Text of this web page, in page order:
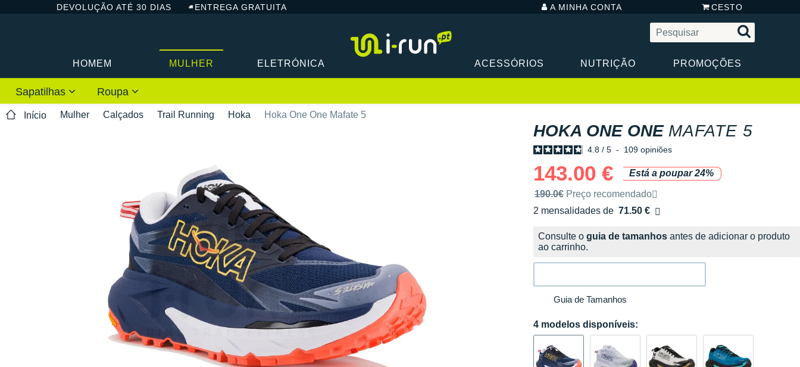
DEVOLUÇÃO ATÉ 30 DIAS ENTREGA GRATUITA A MINHA CONTA CESTO
HOMEM MULHER ELETRÓNICA ACESSÓRIOS NUTRIÇÃO PROMOÇÕES
Sapatilhas Roupa
Início Mulher Calçados Trail Running Hoka Hoka One One Mafate 5
HOKA ONE ONE MAFATE 5
4.8 / 5 - 109 opiniões
143.00 €
Está a poupar 24%
Preço de venda recomendado pela marca
190.0€ Preço recomendado
2 mensalidades de 71.50 €
sem custos
Consulte o guia de tamanhos antes de adicionar o produto
ao carrinho.
Guia de Tamanhos
4 modelos disponíveis: